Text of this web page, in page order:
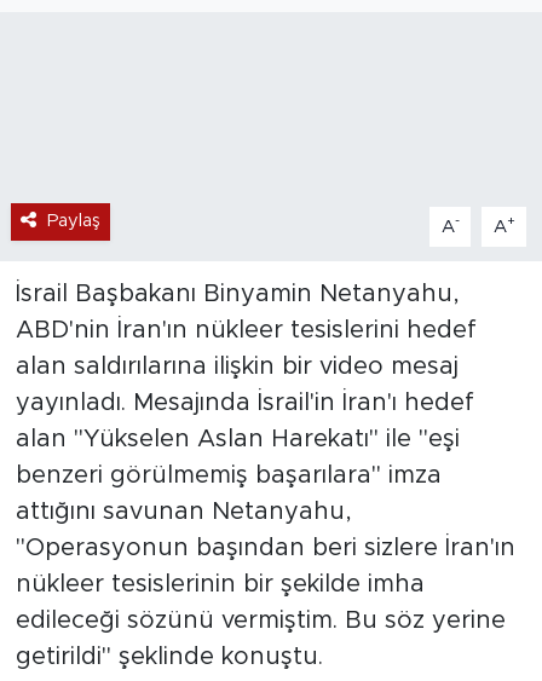
Paylaş A- A+
İsrail Başbakanı Binyamin Netanyahu,
ABD'nin İran'ın nükleer tesislerini hedef
alan saldırılarına ilişkin bir video mesaj
yayınladı. Mesajında İsrail'in İran'ı hedef
alan "Yükselen Aslan Harekatı" ile "eşi
benzeri görülmemiş başarılara" imza
attığını savunan Netanyahu,
"Operasyonun başından beri sizlere İran'ın
nükleer tesislerinin bir şekilde imha
edileceği sözünü vermiştim. Bu söz yerine
getirildi" şeklinde konuştu.